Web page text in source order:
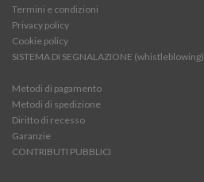
Termini e condizioni
Privacy policy
Cookie policy
SISTEMA DI SEGNALAZIONE (whistleblowing)
Metodi di pagamento
Metodi di spedizione
Diritto di recesso
Garanzie
CONTRIBUTI PUBBLICI